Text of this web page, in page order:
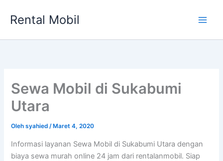
Rental Mobil
Sewa Mobil di Sukabumi
Utara
Olehsyahied/ Maret 4, 2020
Informasi layanan Sewa Mobil di Sukabumi Utara dengan
biaya sewa murah online 24 jam dari rentalanmobil. Siap